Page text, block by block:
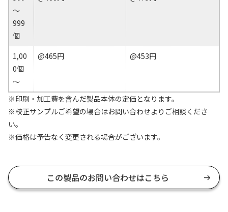
～
999
個
1,00
0個
～
@465円 @453円
※印刷・加工費を含んだ製品本体の定価となります。
※校正サンプルご希望の場合はお問い合わせよりご相談くださ
い。
※価格は予告なく変更される場合がございます。
この製品のお問い合わせはこちら